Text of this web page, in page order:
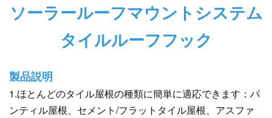
ソーラールーフマウントシステム
タイルルーフフック
製品説明
1.ほとんどのタイル屋根の種類に簡単に適応できます：パ
ンティル屋根、セメント/フラットタイル屋根、アスファ